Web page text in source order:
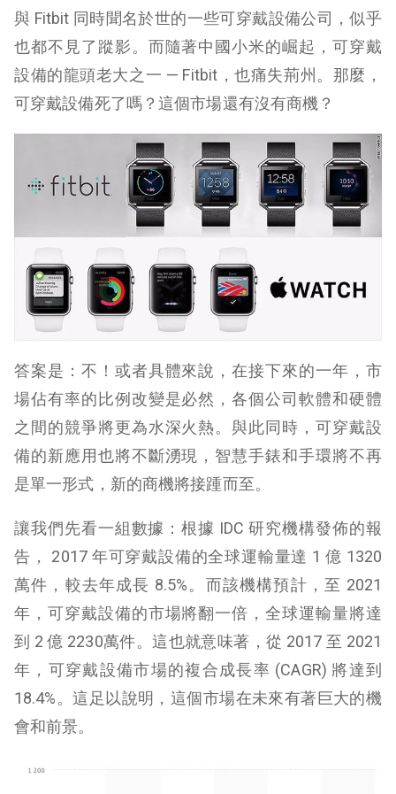
與 Fitbit 同時聞名於世的一些可穿戴設備公司，似乎
也都不見了蹤影。而隨著中國小米的崛起，可穿戴
設備的龍頭老大之一 — Fitbit，也痛失荊州。那麼，
可穿戴設備死了嗎？這個市場還有沒有商機？
答案是：不！或者具體來說，在接下來的一年，市
場佔有率的比例改變是必然，各個公司軟體和硬體
之間的競爭將更為水深火熱。與此同時，可穿戴設
備的新應用也將不斷湧現，智慧手錶和手環將不再
是單一形式，新的商機將接踵而至。
讓我們先看一組數據：根據 IDC 研究機構發佈的報
告， 2017 年可穿戴設備的全球運輸量達 1 億 1320
萬件，較去年成長 8.5%。而該機構預計，至 2021
年，可穿戴設備的市場將翻一倍，全球運輸量將達
到 2 億 2230萬件。這也就意味著，從 2017 至 2021
年，可穿戴設備市場的複合成長率 (CAGR) 將達到
18.4%。這足以說明，這個市場在未來有著巨大的機
會和前景。